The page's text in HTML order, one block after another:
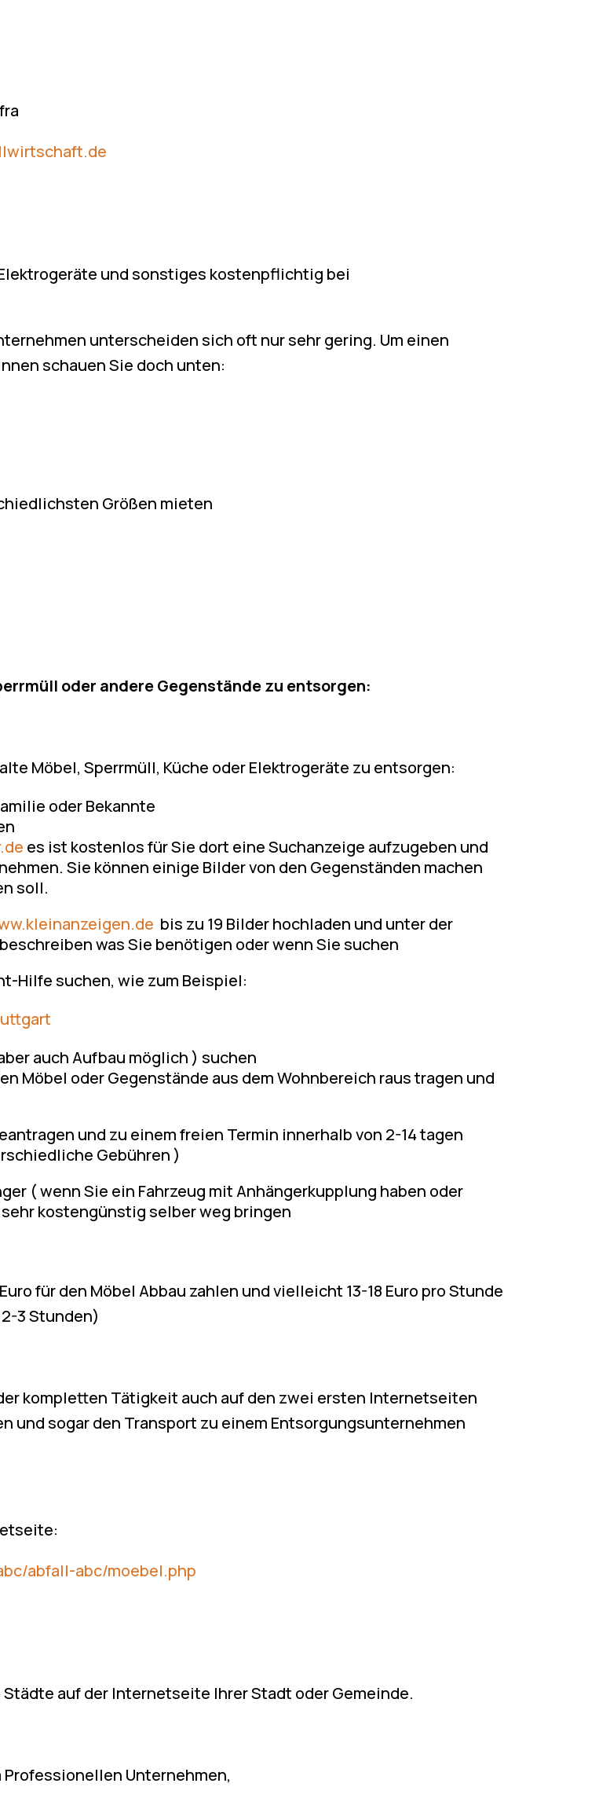
und sonstiges kostenpflichtig bei
unterscheiden sich oft nur sehr gering. Um einen
schauen Sie doch unten:
Größen mieten
oder andere Gegenstände zu entsorgen:
Möbel, Sperrmüll, Küche oder Elektrogeräte zu entsorgen:
oder Bekannte
es ist kostenlos für Sie dort eine Suchanzeige aufzugeben und
Sie können einige Bilder von den Gegenständen machen
soll.
bis zu 19 Bilder hochladen und unter der
was Sie benötigen oder wenn Sie suchen
Hilfe suchen, wie zum Beispiel:
auch Aufbau möglich ) suchen
Möbel oder Gegenstände aus dem Wohnbereich raus tragen und
und zu einem freien Termin innerhalb von 2-14 tagen
Gebühren )
( wenn Sie ein Fahrzeug mit Anhängerkupplung haben oder
kostengünstig selber weg bringen
für den Möbel Abbau zahlen und vielleicht 13-18 Euro pro Stunde
3 Stunden)
kompletten Tätigkeit auch auf den zwei ersten Internetseiten
und sogar den Transport zu einem Entsorgungsunternehmen
abfall-abc/moebel.php
auf der Internetseite Ihrer Stadt oder Gemeinde.
Professionellen Unternehmen,